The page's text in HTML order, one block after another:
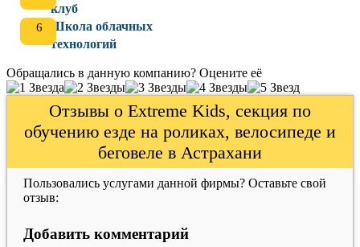
клуб
Школа облачных
технологий
Обращались в данную компанию? Оцените её
Отзывы о Extreme Kids, секция по
обучению езде на роликах, велосипеде и
беговеле в Астрахани
Пользовались услугами данной фирмы? Оставьте свой
отзыв:
Добавить комментарий